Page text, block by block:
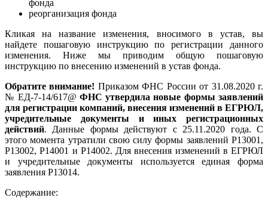
фонда
реорганизация фонда
Кликая на название изменения, вносимого в устав, вы
найдете пошаговую инструкцию по регистрации данного
изменения. Ниже мы приводим общую пошаговую
инструкцию по внесению изменений в устав фонда.
Обратите внимание! Приказом ФНС России от 31.08.2020 г.
№ ЕД-7-14/617@ ФНС утвердила новые формы заявлений
для регистрации компаний, внесения изменений в ЕГРЮЛ,
учредительные документы и иных регистрационных
действий. Данные формы действуют с 25.11.2020 года. С
этого момента утратили свою силу формы заявлений Р13001,
Р13002, Р14001 и Р14002. Для внесения изменений в ЕГРЮЛ
и учредительные документы используется единая форма
заявления Р13014.
Содержание: